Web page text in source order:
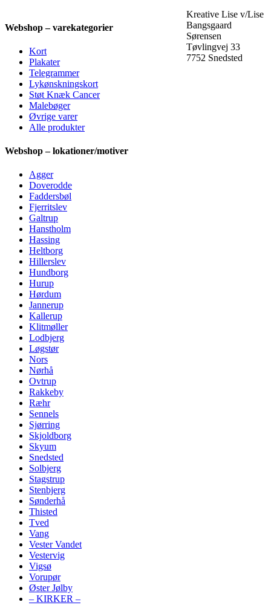
Webshop – varekategorier
Kort
Plakater
Telegrammer
Lykønskningskort
Støt Knæk Cancer
Malebøger
Øvrige varer
Alle produkter
Webshop – lokationer/motiver
Agger
Doverodde
Faddersbøl
Fjerritslev
Galtrup
Hanstholm
Hassing
Heltborg
Hillerslev
Hundborg
Hurup
Hørdum
Jannerup
Kallerup
Klitmøller
Lodbjerg
Løgstør
Nors
Nørhå
Ovtrup
Rakkeby
Ræhr
Sennels
Sjørring
Skjoldborg
Skyum
Snedsted
Solbjerg
Stagstrup
Stenbjerg
Sønderhå
Thisted
Tved
Vang
Vester Vandet
Vestervig
Vigsø
Vorupør
Øster Jølby
– KIRKER –
Kreative Lise v/Lise
Bangsgaard
Sørensen
Tøvlingvej 33
7752 Snedsted